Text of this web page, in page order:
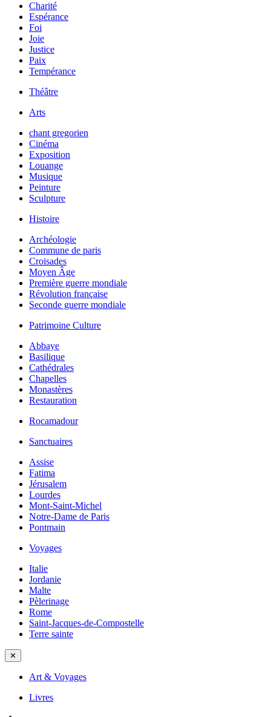
Charité
Espérance
Foi
Joie
Justice
Paix
Tempérance
Théâtre
Arts
chant gregorien
Cinéma
Exposition
Louange
Musique
Peinture
Sculpture
Histoire
Archéologie
Commune de paris
Croisades
Moyen Âge
Première guerre mondiale
Révolution française
Seconde guerre mondiale
Patrimoine Culture
Abbaye
Basilique
Cathédrales
Chapelles
Monastères
Restauration
Rocamadour
Sanctuaires
Assise
Fatima
Jérusalem
Lourdes
Mont-Saint-Michel
Notre-Dame de Paris
Pontmain
Voyages
Italie
Jordanie
Malte
Pèlerinage
Rome
Saint-Jacques-de-Compostelle
Terre sainte
✕
Art & Voyages
Livres